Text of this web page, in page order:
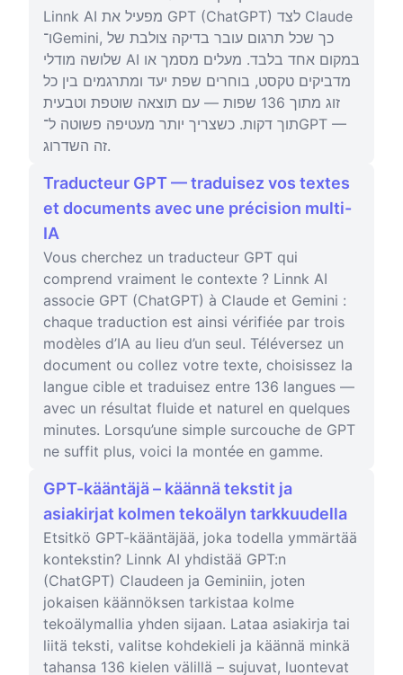
Linnk AI מפעיל את GPT (ChatGPT) לצד Claude
ו־Gemini, כך שכל תרגום עובר בדיקה צולבת של
שלושה מודלי AI במקום אחד בלבד. מעלים מסמך או
מדביקים טקסט, בוחרים שפת יעד ומתרגמים בין כל
זוג מתוך 136 שפות — עם תוצאה שוטפת וטבעית
תוך דקות. כשצריך יותר מעטיפה פשוטה ל־GPT —
זה השדרוג.
Traducteur GPT — traduisez vos textes
et documents avec une précision multi-
IA
Vous cherchez un traducteur GPT qui
comprend vraiment le contexte ? Linnk AI
associe GPT (ChatGPT) à Claude et Gemini :
chaque traduction est ainsi vérifiée par trois
modèles d’IA au lieu d’un seul. Téléversez un
document ou collez votre texte, choisissez la
langue cible et traduisez entre 136 langues —
avec un résultat fluide et naturel en quelques
minutes. Lorsqu’une simple surcouche de GPT
ne suffit plus, voici la montée en gamme.
GPT-kääntäjä – käännä tekstit ja
asiakirjat kolmen tekoälyn tarkkuudella
Etsitkö GPT-kääntäjää, joka todella ymmärtää
kontekstin? Linnk AI yhdistää GPT:n
(ChatGPT) Claudeen ja Geminiin, joten
jokaisen käännöksen tarkistaa kolme
tekoälymallia yhden sijaan. Lataa asiakirja tai
liitä teksti, valitse kohdekieli ja käännä minkä
tahansa 136 kielen välillä – sujuvat, luontevat